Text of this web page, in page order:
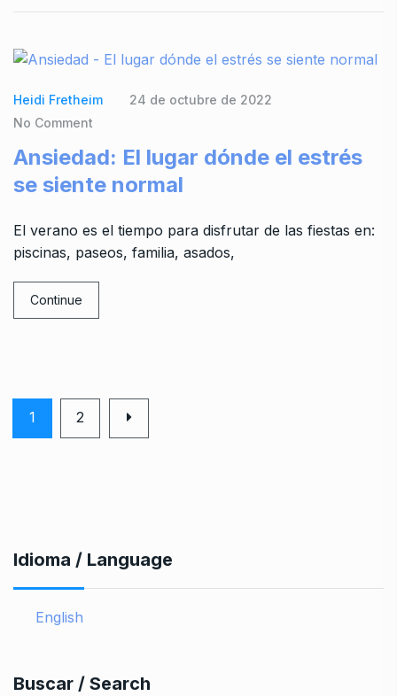
Heidi Fretheim
24 de octubre de 2022
No Comment
Ansiedad: El lugar dónde el estrés
se siente normal
El verano es el tiempo para disfrutar de las fiestas en:
piscinas, paseos, familia, asados,
Continue
1 2
Idioma / Language
English
Buscar / Search